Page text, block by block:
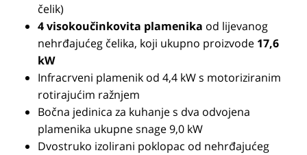
čelik)
4 visokoučinkovita plamenika od lijevanog
nehrđajućeg čelika, koji ukupno proizvode 17,6
kW
Infracrveni plamenik od 4,4 kW s motoriziranim
rotirajućim ražnjem
Bočna jedinica za kuhanje s dva odvojena
plamenika ukupne snage 9,0 kW
Dvostruko izolirani poklopac od nehrđajućeg